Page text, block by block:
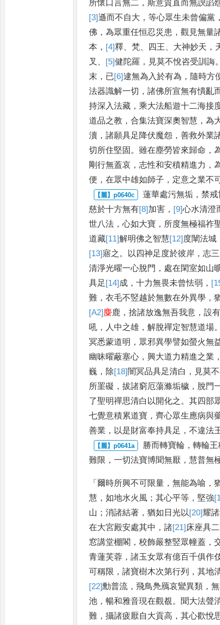
所懷口言無二 ，斯意質直而無諛諂
[3]遜而不自大 ，等心眾生未曾偏黨
佛 ，為眾重任恒忍災患 ，觀見無量
本 ， [4]釋、梵、 四王、 大神妙天 ，
叉 、 [5]健陀羅 ， 見莫不悅咨受訓誨
末 ， 已[6]逮無為入於有為 ， 隨時方
法器識解一切 ，諸佛所宣無有憒亂
持深入法藏 ，乘大法船遊十二海接
道品之教 ，合集法寶深奧智慧 ，為
瀆 ，諸願具足降伏魔怨 ，善救外業
切所住堅固 。雖在塵勞皆來歸命 ，
剛行無蓋哀 ，志性和安積精進力 ，
便 ，在眾中雄如師子 ， 定意之業不
蓮華處污無垢 ，禁
慈於十方無有[8]加害 ， [9]心水清澄
世八法 ，心如大寶 ， 所度無極福祚
道藏[11]解明佛之智慧[12]度闡法城
[13]寤之 。 以四神足度於彼岸 ，志
清淨光曜一心脫門 ， 處在閑室如山
具足[14]成 ，十力無畏未曾怯弱 ，
難 ，衣毛不竪越於無數在外異學 ，
[A2]麋鹿 ，捨諸放逸無吾我意 ，設
吼 ， 人中之雄 ，解脫禪定智慧道場
冥悉蒙道明 ， 眾邪異學譬如螢火無
幽昧曜蔽塞心 ，興大道力精進之業
巍 ， 除[18]闇冥品具足清白 ， 見莫
所罣礙 ，拔諸窮厄蕩滌垢穢 ， 脫門
了聖明禪思清白以開化之 。其四部
七覺意積累道寶 ，齊心眾生應病與
善業 ， 以是財富奉持具足 ，不違法
勝而轉寶輪 ，轉輪
難限 ，一切法寶博聞無厭 ，慧普無
「爾時所興不可限量 ，無能為喻 ，
慧 ，如地水火風 ；其心平等 ， 堅強
山 ；消諸結著 ，猶如日光以[20]耀
在大宮殿安處其中 ，諸[21]床座具
窓講堂棚閣 ，校飾嚴整竪眾幢蓋 ，
青蓮芙蓉 ，諸玉女眾有億百千俱作
可稱限 ，諸寶樹木次第行列 ，其地
[22]勳普流 ，飛鳥鳧鴈哀鸞異類 ，
池 ，暢和雅音現在觀覩。
聞大法聲
難 ，攝諸疲厭自大貢高 ，其心歡悅